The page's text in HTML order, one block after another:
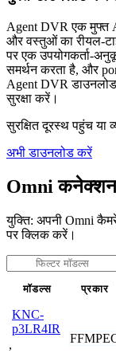
Agent DVR एक मुफ्त
और वस्तुओं का रीयल-
पर एक उपयोगकर्ता-
समर्थन करता है, और
Agent DVR
सुरक्षा करें।
सुरक्षित दूरस्थ पहुंच या
अभी डाउनलोड करें
Omni
युक्ति: अपनी Omni
पर क्लिक करें।
मॉडल्स प्रकार
KNC-
p3LR4IR
,